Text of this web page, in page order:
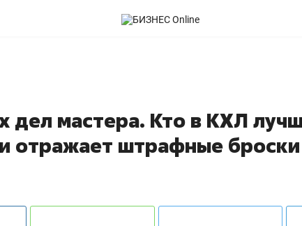
дел мастера. Кто в КХЛ
отражает штрафные броски